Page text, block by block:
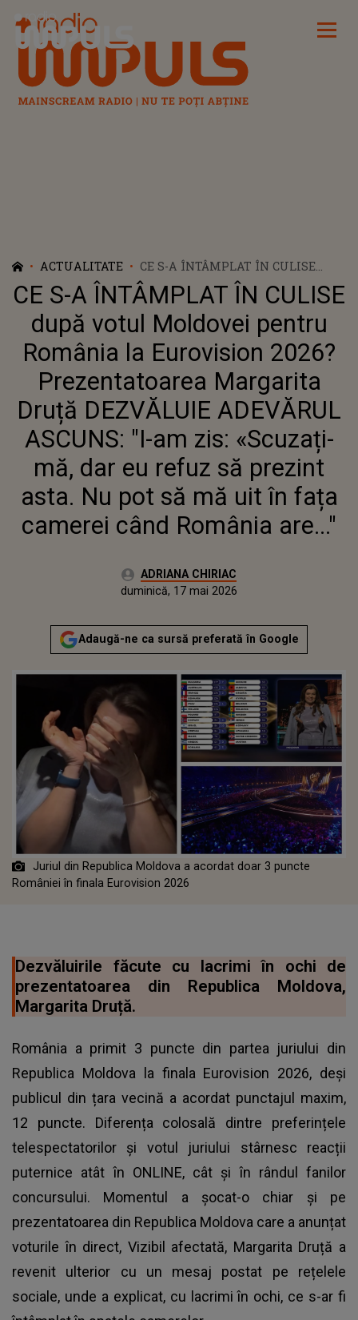
Radio Impuls
ACTUALITATE
CE S-A ÎNTÂMPLAT ÎN CULISE
DUPĂ VOTUL MOLDOVEI PENTRU
ROMÂNIA LA EUROVISION 2026?
PREZENTATOAREA MARGARITA
DRUȚĂ DEZVĂLUIE ADEVĂRUL
ASCUNS: "I-AM ZIS: «SCUZAȚI-MĂ,
NU POT SĂ MĂ UIT ÎN FAȚA
CAMEREI CÂND ROMÂNIA ARE..."
CE S-A ÎNTÂMPLAT ÎN CULISE
după votul Moldovei pentru
România la Eurovision 2026?
Prezentatoarea Margarita
Druță DEZVĂLUIE ADEVĂRUL
ASCUNS: "I-am zis: «Scuzați-
mă, dar eu refuz să prezint
asta. Nu pot să mă uit în fața
camerei când România are..."
Autor:ADRIANA CHIRIAC
duminică, 17 mai 2026Actualizat:
duminică, 17 mai 2026
Adaugă-ne ca sursă preferată în Google
Juriul din Republica Moldova a acordat doar 3 puncte
României în finala Eurovision 2026
Dezvăluirile făcute cu lacrimi în ochi de
prezentatoarea din Republica Moldova,
Margarita Druță.
România a primit 3 puncte din partea juriului din
Republica Moldova la finala Eurovision 2026, deși
publicul din țara vecină a acordat punctajul maxim,
12 puncte. Diferența colosală dintre preferințele
telespectatorilor și votul juriului stârnesc reacții
puternice atât în ONLINE, cât și în rândul fanilor
concursului. Momentul a șocat-o chiar și pe
prezentatoarea din Republica Moldova care a anunțat
voturile în direct, Vizibil afectată, Margarita Druță a
revenit ulterior cu un mesaj postat pe rețelele
sociale, unde a explicat, cu lacrimi în ochi, ce s-ar fi